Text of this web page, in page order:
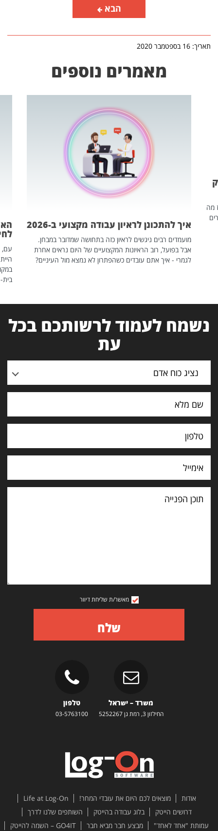
הבא
תאריך: 16 בספטמבר 2020
מאמרים נוספים
מה
איך להתכונן לראיון עבודה מקצועי ב-2026
מועמדים רבים ניגשים לראיון כזה בתחושה שמדובר במבחן.
אבל בפועל, רוב הראיונות המקצועיים של היום נראים אחרת
לגמרי - איך אתם עובדים כשהפתרון לא נמצא מול העיניים?
עם,
נשמח לעמוד לרשותכם בכל
עת
נציג כוח אדם
תוכן
הפנייה
מאשר/ת שליחת דיוור
שלח
משרד – ישראל
החילזון 3, רמת גן 5252267
טלפון
03-5763100
אודות מוצאים לכם היום את עובדי המחר!
Life at Log-On
דרושים הייטק
בלוג עבודה בהייטק
השותפים שלנו לדרך
עמותת "אחד לאחד"
מבצע חבר מביא חבר GO4IT – השמה להייטק